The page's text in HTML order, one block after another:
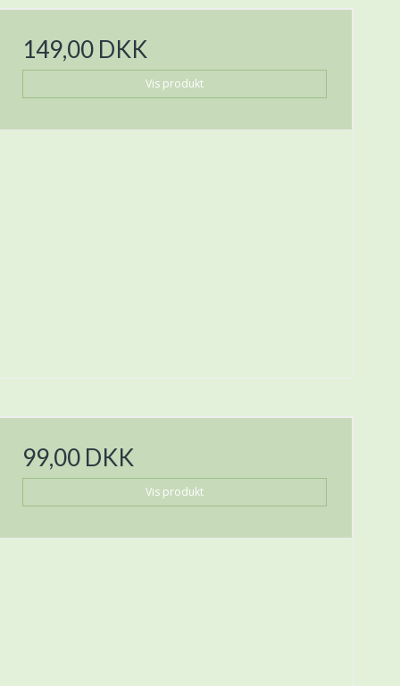
149,00 DKK
Vis produkt
99,00 DKK
Vis produkt